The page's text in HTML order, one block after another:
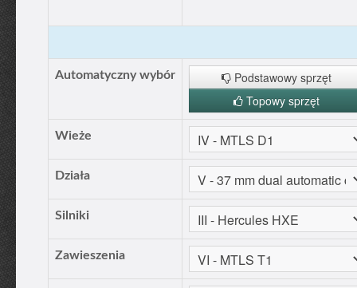
Automatyczny wybór
Podstawowy sprzęt
Topowy sprzęt
Wieże
Działa
Silniki
Zawieszenia